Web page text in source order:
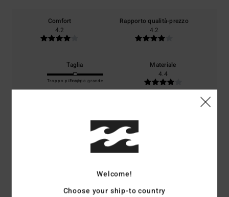
Comfort
4.2
Rapporto qualità-prezzo
4.2
Taglia
Troppo piccoloTroppo grande
Materiale
4.4
4.6
5/5
Welcome!
Choose your ship-to country